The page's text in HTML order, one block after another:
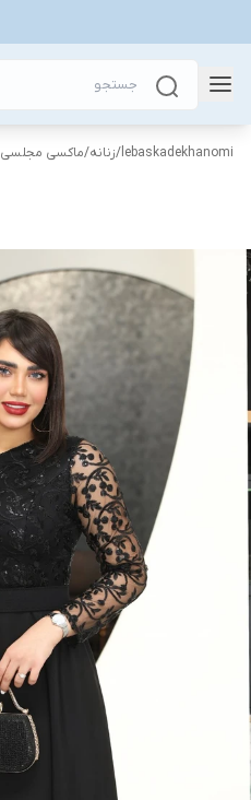
lebaskadekhanomi
/زنانه/ماکسی مجلسی